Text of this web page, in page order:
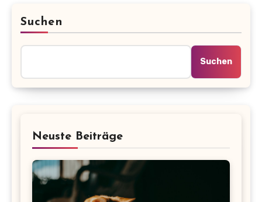
Suchen
Suchen
Neuste Beiträge